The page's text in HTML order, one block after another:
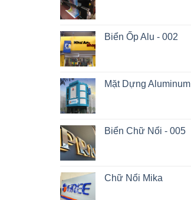
Biển Ốp Alu - 002
Mặt Dựng Aluminum
Biển Chữ Nổi - 005
Chữ Nổi Mika